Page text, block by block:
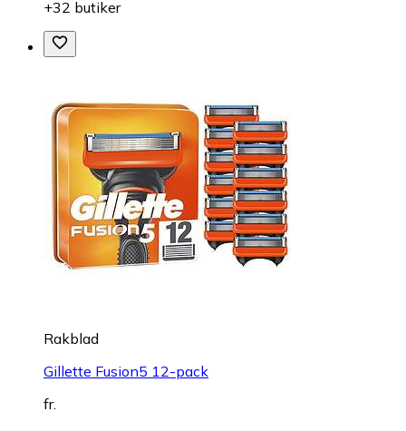
+32 butiker
Rakblad
Gillette Fusion5 12-pack
fr.